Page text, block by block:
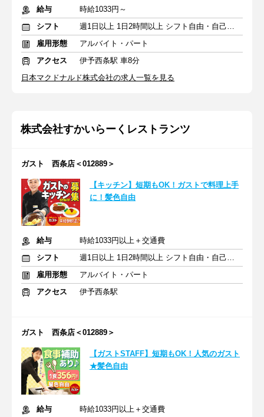
給与
時給1033円～
シフト
週1日以上 1日2時間以上 シフト自由・自己申告
雇用形態
アルバイト・パート
アクセス
伊予西条駅 車8分
日本マクドナルド株式会社の求人一覧を見る
株式会社すかいらーくレストランツ
ガスト 西条店＜012889＞
【キッチン】短期もOK！ガストで料理上手
に！髪色自由
給与
時給1033円以上＋交通費
シフト
週1日以上 1日2時間以上 シフト自由・自己申告
雇用形態
アルバイト・パート
アクセス
伊予西条駅
ガスト 西条店＜012889＞
【ガストSTAFF】短期もOK！人気のガスト
★髪色自由
給与
時給1033円以上＋交通費